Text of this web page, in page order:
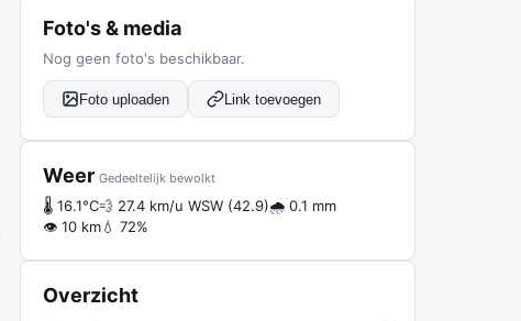
Foto's & media
Nog geen foto's beschikbaar.
Foto uploaden Link toevoegen
Weer Gedeeltelijk bewolkt
🌡 16.1°C💨 27.4 km/u WSW (42.9)🌧 0.1 mm
👁 10 km💧 72%
Overzicht